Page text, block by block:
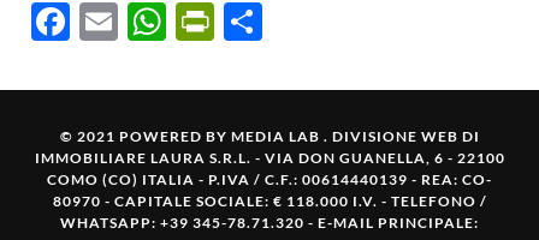
Fa
b
o
ok
E
ail
W
ts
A
p
p
Pr
tF
ri
e
n
n
di
vi
di
© 2021 POWERED BY MEDIA LAB . DIVISIONE WEB DI
IMMOBILIARE LAURA S.R.L. - VIA DON GUANELLA, 6 - 22100
COMO (CO) ITALIA - P.IVA / C.F.: 00614440139 - REA: CO-
80970 - CAPITALE SOCIALE: € 118.000 I.V. - TELEFONO /
WHATSAPP: +39 345-78.71.320 - E-MAIL PRINCIPALE: